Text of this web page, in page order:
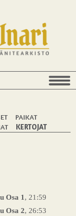
PAIKAT
KERTOJAT
Osa 1 , 21:59
Osa 2, 26:53